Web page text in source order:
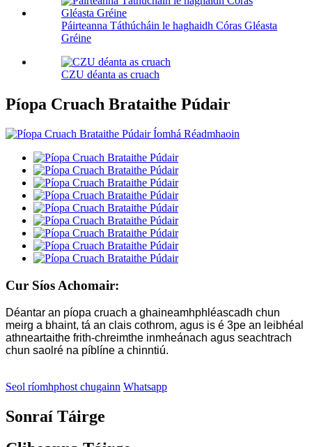
Páirteanna Táthúcháin le haghaidh Córas Gléasta
Gréine
CZU déanta as cruach
Píopa Cruach Brataithe Púdair
Cur Síos Achomair:
Déantar an píopa cruach a ghaineamhphléascadh chun
meirg a bhaint, tá an clais cothrom, agus is é 3pe an leibhéal
athneartaithe frith-chreimthe inmheánach agus seachtrach
chun saolré na píblíne a chinntiú.
Seol ríomhphost chugainn Whatsapp
Sonraí Táirge